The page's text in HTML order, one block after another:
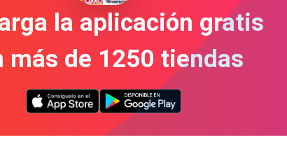
la aplicación gratis
más de 1250 tiendas